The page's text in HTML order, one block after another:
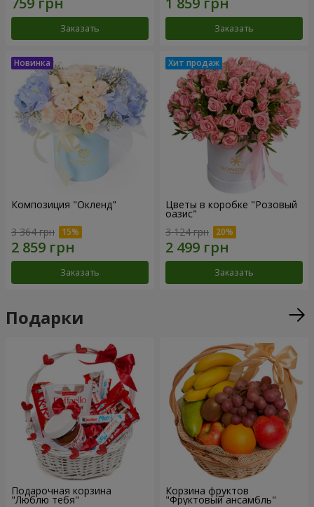
Заказать Заказать
Композиция "Окленд"
3 364 грн
Заказать
Цветы в коробке "Розовый
оазис"
3 124 грн
Заказать
Подарки
Подарочная корзина
"Люблю тебя"
Корзина фруктов
"Фруктовый ансамбль"